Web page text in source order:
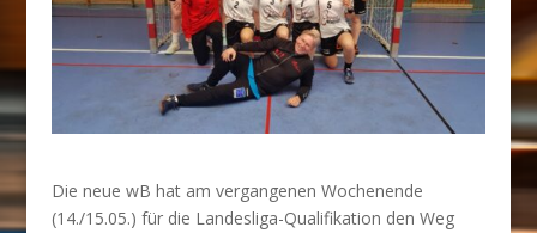
Die neue wB hat am vergangenen Wochenende
(14./15.05.) für die Landesliga-Qualifikation den Weg